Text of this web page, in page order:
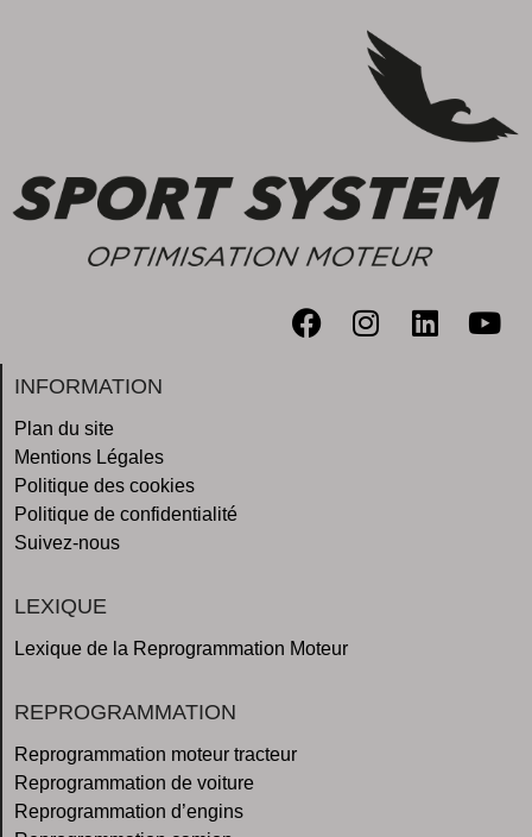
INFORMATION
Plan du site
Mentions Légales
Politique des cookies
Politique de confidentialité
Suivez-nous
LEXIQUE
Lexique de la Reprogrammation Moteur
REPROGRAMMATION
Reprogrammation moteur tracteur
Reprogrammation de voiture
Reprogrammation d’engins